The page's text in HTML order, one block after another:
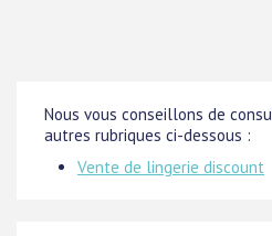
Nous vous conseillons de
autres rubriques ci-dessous :
Vente de lingerie discount